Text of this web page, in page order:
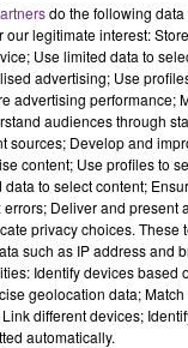
DU TRAVAIL
LES
de début des
plus précoce
Travail en profite
do the following
our legitimate interest:
Use limited data to
advertising; Use
advertising performance;
audiences through
sources; Develop and
content; Use profiles to
to select content;
errors; Deliver and present
privacy choices. These
such as IP address and
Identify devices based
geolocation data;
different devices;
automatically.